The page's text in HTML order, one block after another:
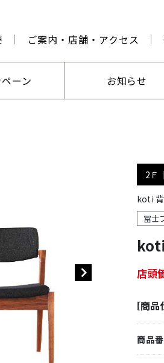
ご案内・店舗・アクセス
ーン お知らせ
2Ｆ
koti
冨士
店頭
［商品
商品